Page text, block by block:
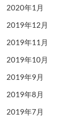
2020年1月
2019年12月
2019年11月
2019年10月
2019年9月
2019年8月
2019年7月